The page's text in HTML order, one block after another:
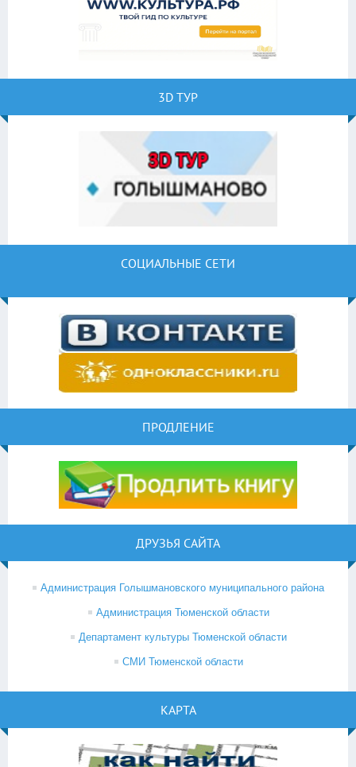
3D ТУР
СОЦИАЛЬНЫЕ СЕТИ
ПРОДЛЕНИЕ
ДРУЗЬЯ САЙТА
Администрация Голышмановского муниципального района
Администрация Тюменской области
Департамент культуры Тюменской области
СМИ Тюменской области
КАРТА